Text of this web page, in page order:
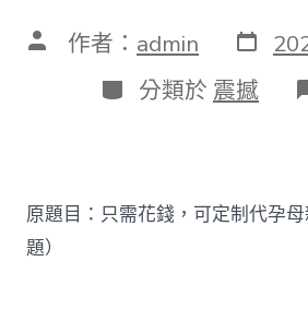
文 作者： admin 發
表
日
期
分
類
分類於 震撼
原題目：只需花錢，可定制代孕
題）